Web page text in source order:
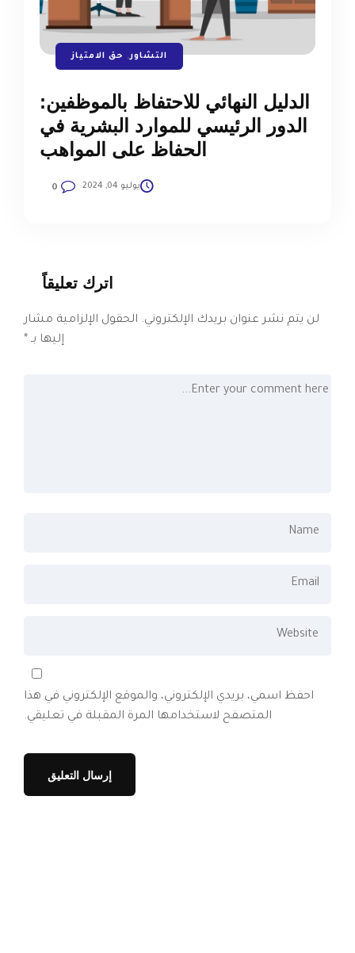
التشاور, حق الامتياز
الدليل النهائي للاحتفاظ بالموظفين:
الدور الرئيسي للموارد البشرية في
الحفاظ على المواهب
يوليو 04, 2024 0
اترك تعليقاً
لن يتم نشر عنوان بريدك الإلكتروني. الحقول الإلزامية مشار
إليها بـ *
احفظ اسمي، بريدي الإلكتروني، والموقع الإلكتروني في هذا
المتصفح لاستخدامها المرة المقبلة في تعليقي.